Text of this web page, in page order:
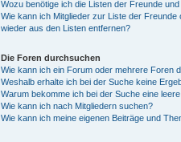
Wozu benötige ich die Listen der Freunde
Wie kann ich Mitglieder zur Liste der
wieder aus den Listen entfernen?
Die Foren durchsuchen
Wie kann ich ein Forum oder mehrere Foren
Weshalb erhalte ich bei der Suche keine
Warum bekomme ich bei der Suche eine
Wie kann ich nach Mitgliedern suchen?
Wie kann ich meine eigenen Beiträge und